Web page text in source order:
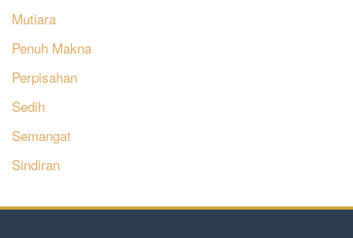
Mutiara
Penuh Makna
Perpisahan
Sedih
Semangat
Sindiran